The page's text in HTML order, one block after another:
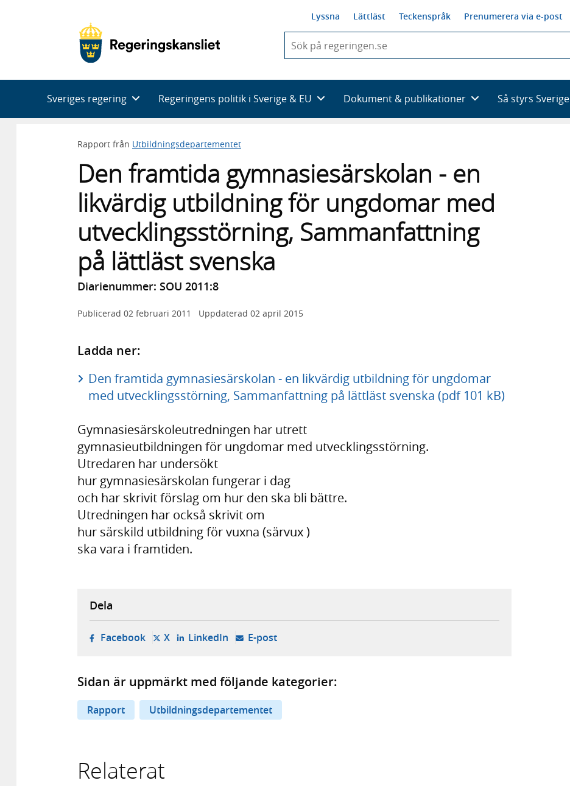
Lyssna Lättläst Teckenspråk Prenumerera via e-post
du
skriva
framträder
en
Sveriges regering Regeringens politik i Sverige & EU Dokument & publikationer Så styrs Sverige
Rapport från Utbildningsdepartementet
Den framtida gymnasiesärskolan - en
likvärdig utbildning för ungdomar med
utvecklingsstörning, Sammanfattning
på lättläst svenska
Diarienummer: SOU 2011:8
Publicerad 02 februari 2011 Uppdaterad 02 april 2015
Ladda ner:
Den framtida gymnasiesärskolan - en likvärdig utbildning för ungdomar
med utvecklingsstörning, Sammanfattning på lättläst svenska (pdf 101 kB)
Gymnasiesärskoleutredningen har utrett
gymnasieutbildningen för ungdomar med utvecklingsstörning.
Utredaren har undersökt
hur gymnasiesärskolan fungerar i dag
och har skrivit förslag om hur den ska bli bättre.
Utredningen har också skrivit om
hur särskild utbildning för vuxna (särvux )
ska vara i framtiden.
Dela
Facebook- öppnas i ny flik, extern webbplats,
X- öppnas i ny flik, extern webbplats,
LinkedIn- öppnas i ny flik, extern webbplats,
E-post- öppnar din e-postklient,
Sidan är uppmärkt med följande kategorier:
Rapport Utbildningsdepartementet
Relaterat